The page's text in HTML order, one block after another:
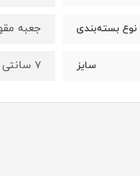
نوع بسته‌بندی جعبه
سایز 7 سانتی